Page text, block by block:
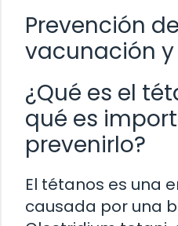
Prevención
vacunación
¿Qué es el
qué es
prevenirlo?
El tétanos es una
causada por una